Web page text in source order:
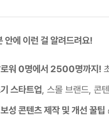
안에 이런 걸 알려드려요!
워 0명에서 2500명까지!
스타트업, 스몰 브랜드, 콘
성 콘텐츠 제작 및 개선 꿀팁